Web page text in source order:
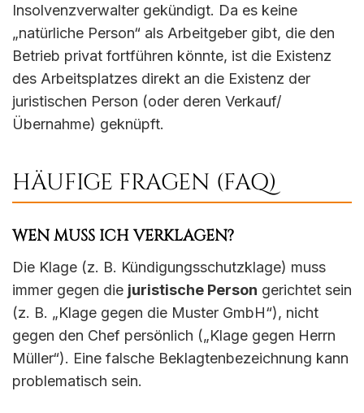
Insolvenzverwalter gekündigt. Da es keine
„natürliche Person“ als Arbeitgeber gibt, die den
Betrieb privat fortführen könnte, ist die Existenz
des Arbeitsplatzes direkt an die Existenz der
juristischen Person (oder deren Verkauf/
Übernahme) geknüpft.
HÄUFIGE FRAGEN (FAQ)
WEN MUSS ICH VERKLAGEN?
Die Klage (z. B. Kündigungsschutzklage) muss
immer gegen die juristische Person gerichtet sein
(z. B. „Klage gegen die Muster GmbH“), nicht
gegen den Chef persönlich („Klage gegen Herrn
Müller“). Eine falsche Beklagtenbezeichnung kann
problematisch sein.